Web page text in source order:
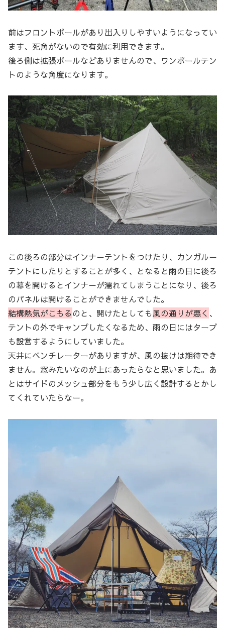
前はフロントポールがあり出入りしやすいようになってい
ます、死角がないので有効に利用できます。
後ろ側は拡張ポールなどありませんので、ワンポールテン
トのような角度になります。
この後ろの部分はインナーテントをつけたり、カンガルー
テントにしたりとすることが多く、となると雨の日に後ろ
の幕を開けるとインナーが濡れてしまうことになり、後ろ
のパネルは開けることができませんでした。
結構熱気がこもる のと、開けたとしても風の通りが悪く 、
テントの外でキャンプしたくなるため、雨の日にはタープ
も設営するようにしていました。
天井にベンチレーターがありますが、風の抜けは期待でき
ません。窓みたいなのが上にあったらなと思いました。あ
とはサイドのメッシュ部分をもう少し広く設計するとかし
てくれていたらなー。